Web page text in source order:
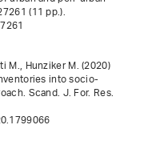
(11 pp.).
M., Hunziker M. (2020)
into socio-
Scand. J. For. Res.